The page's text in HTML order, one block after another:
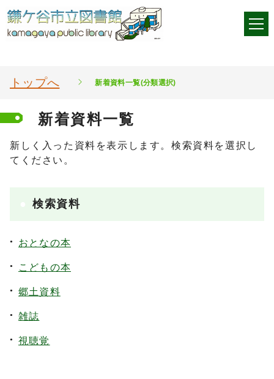
トップへ 新着資料一覧(分類選択)
新着資料一覧
新しく入った資料を表示します。検索資料を選択し
てください。
検索資料
おとなの本
こどもの本
郷土資料
雑誌
視聴覚